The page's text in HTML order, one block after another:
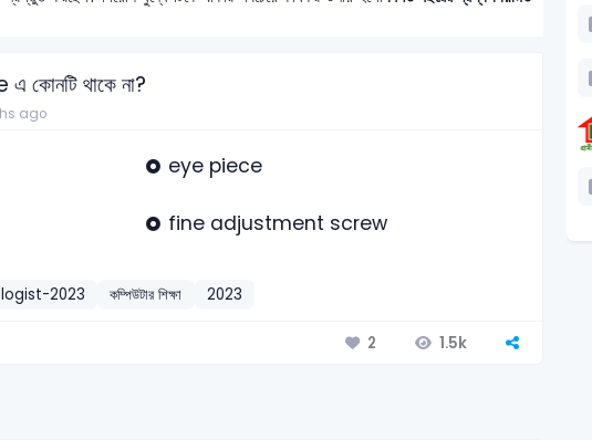
থাকে না?
ago
eye piece
fine adjustment screw
2023 কম্পিউটার শিক্ষা 2023
2 1.5k